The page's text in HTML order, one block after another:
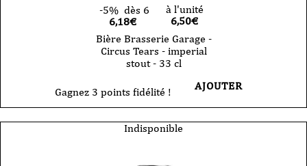
-5% dès 6
6,18€
à l'unité
6,50€
Bière Brasserie Garage -
Circus Tears - imperial
stout - 33 cl
Gagnez 3 points fidélité ! AJOUTER
Indisponible